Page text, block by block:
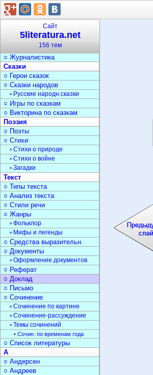
Сайт
5literatura.net
156 тем
○ Создание книги
○ Серии книг
▫ Детские книги
○ Журналы
▫ Детские журналы
○ Библиотеки
○ Журналистика
Сказки
○ Герои сказок
○ Сказки народов
▫ Русские народн.сказки
○ Игры по сказкам
○ Викторина по сказкам
Поэзия
○ Поэты
○ Стихи
▫ Стихи о природе
▫ Стихи о войне
▫ Загадки
Текст
○ Типы текста
○ Анализ текста
○ Стили речи
○ Жанры
▫ Фольклор
▫ Мифы и легенды
○ Средства выразительн.
○ Документы
▫ Оформление документов
○ Реферат
○ Доклад
○ Письмо
○ Сочинение
▫ Сочинение по картине
▫ Сочинение-рассуждение
▫ Темы сочинений
• Сочин. по временам года
○ Список литературы
А
○ Андерсен
○ Андреев